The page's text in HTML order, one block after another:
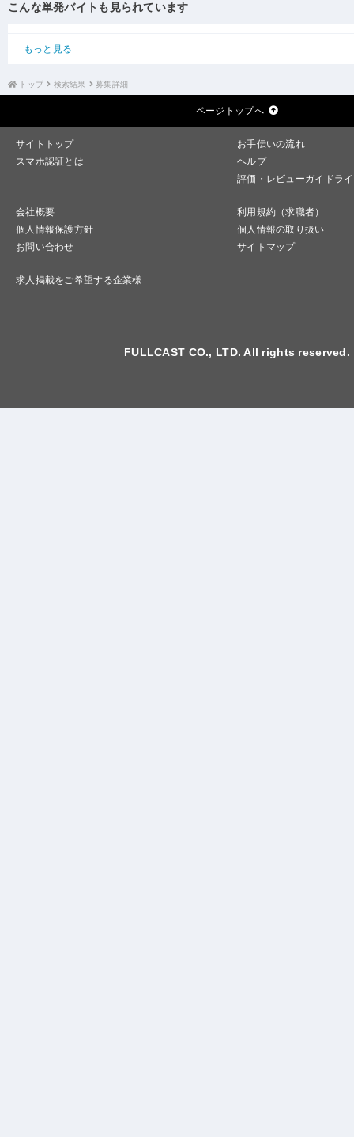
こんな単発バイトも見られています
もっと見る
トップ 検索結果 募集詳細
ページトップへ
サイトトップ
お手伝いの流れ
スマホ認証とは
ヘルプ
評価・レビューガイドラ
会社概要
利用規約（求職者）
個人情報保護方針
個人情報の取り扱い
お問い合わせ
サイトマップ
求人掲載をご希望する企業様
FULLCAST CO., LTD. All rights reserved.